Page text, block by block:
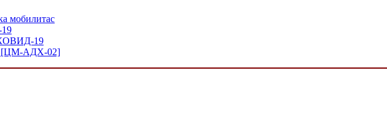
мобилитас
КОВИД-19
[ЦМ-АДХ-02]